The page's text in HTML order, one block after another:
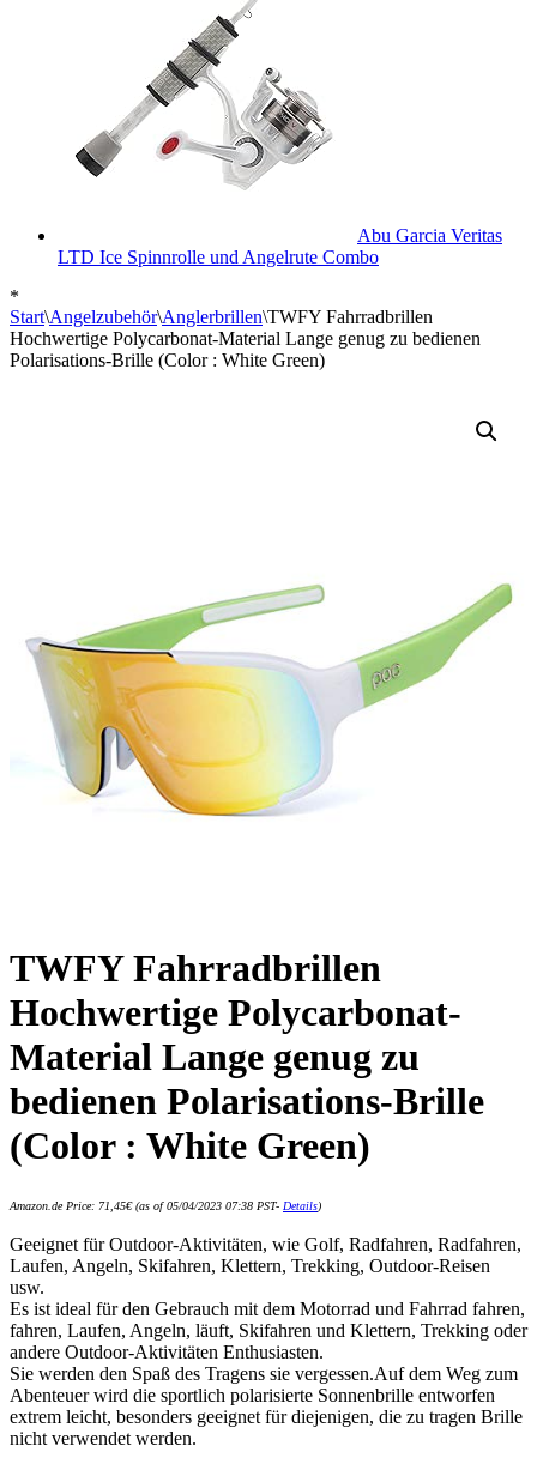
Abu Garcia Veritas
LTD Ice Spinnrolle und Angelrute Combo
*
Start\Angelzubehör\Anglerbrillen\TWFY Fahrradbrillen
Hochwertige Polycarbonat-Material Lange genug zu bedienen
Polarisations-Brille (Color : White Green)
TWFY Fahrradbrillen
Hochwertige Polycarbonat-
Material Lange genug zu
bedienen Polarisations-Brille
(Color : White Green)
Amazon.de Price: 71,45€(as of 05/04/2023 07:38 PST- Details)
Geeignet für Outdoor-Aktivitäten, wie Golf, Radfahren, Radfahren,
Laufen, Angeln, Skifahren, Klettern, Trekking, Outdoor-Reisen
usw.
Es ist ideal für den Gebrauch mit dem Motorrad und Fahrrad fahren,
fahren, Laufen, Angeln, läuft, Skifahren und Klettern, Trekking oder
andere Outdoor-Aktivitäten Enthusiasten.
Sie werden den Spaß des Tragens sie vergessen.Auf dem Weg zum
Abenteuer wird die sportlich polarisierte Sonnenbrille entworfen
extrem leicht, besonders geeignet für diejenigen, die zu tragen Brille
nicht verwendet werden.